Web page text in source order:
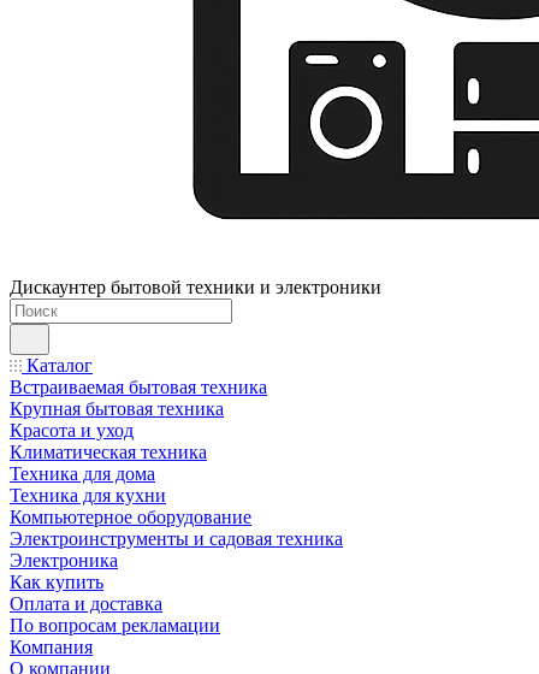
Дискаунтер бытовой техники и электроники
Каталог
Встраиваемая бытовая техника
Крупная бытовая техника
Красота и уход
Климатическая техника
Техника для дома
Техника для кухни
Компьютерное оборудование
Электроинструменты и садовая техника
Электроника
Как купить
Оплата и доставка
По вопросам рекламации
Компания
О компании